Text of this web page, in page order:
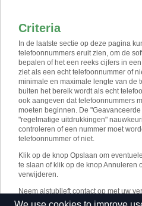
Criteria
In de laatste sectie op deze pagina
telefoonnummers eruit zien, om de
bepalen of het een reeks cijfers in
ziet als een echt telefoonnummer of
minimale en maximale lengte van de
buiten het bereik wordt als echt
ook aangeven dat telefoonnummers
moeten beginnen. De
"regelmatige uitdrukkingen"
controleren of een nummer moet
telefoonnummer of niet.
Klik op de knop Opslaan om
te slaan of klik op de knop Annuleren
verwijderen.
Neem alstublieft contact op met uw
configuratie kies gids te ontvangen